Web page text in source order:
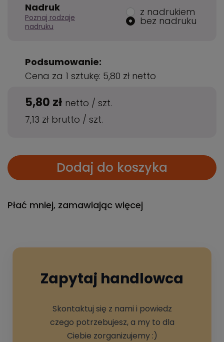
Nadruk
Poznaj rodzaje
nadruku
z nadrukiem
bez nadruku
Podsumowanie:
Cena za 1 sztukę: 5,80 zł netto
5,80 zł netto / szt.
7,13 zł brutto / szt.
Dodaj do koszyka
Płać mniej, zamawiając więcej
Zapytaj handlowca
Skontaktuj się z nami i powiedz
czego potrzebujesz, a my to dla
Ciebie zorganizujemy :)